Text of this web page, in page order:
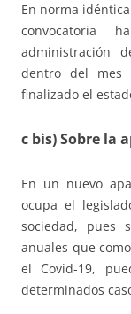
En norma
convocatoria
administración
dentro del mes
finalizado el
c bis) Sobre la
En un nuevo
ocupa el
sociedad, pues
anuales que
el Covid-19,
determinados